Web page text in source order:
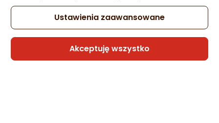
Ustawienia zaawansowane
Akceptuję wszystko